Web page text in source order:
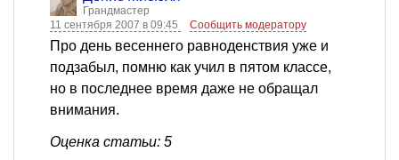
Грандмастер
11 сентября 2007 в 09:45
Сообщить модератору
Про день весеннего равноденствия уже и
подзабыл, помню как учил в пятом классе,
но в последнее время даже не обращал
внимания.
Оценка статьи: 5